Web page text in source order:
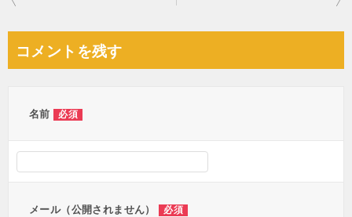
ビ
コメントを残す
名前 必須
メール（公開されません） 必須